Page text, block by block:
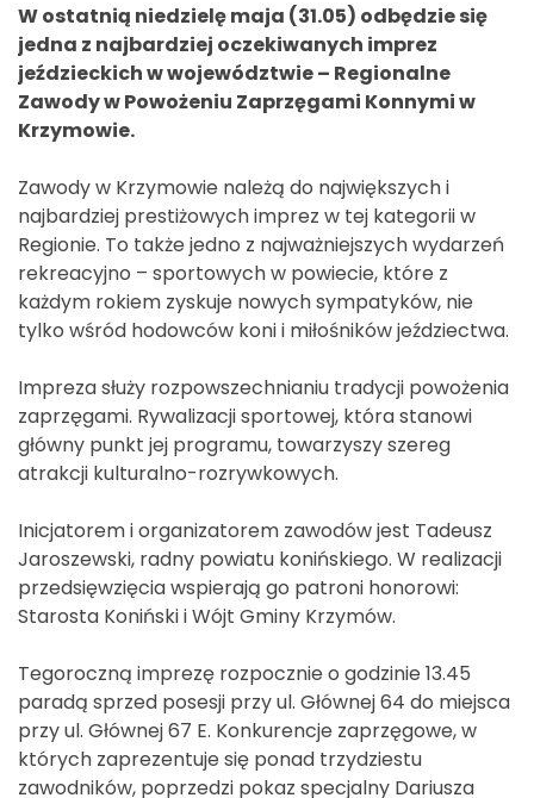
W ostatnią niedzielę maja (31.05) odbędzie się
jedna z najbardziej oczekiwanych imprez
jeździeckich w województwie – Regionalne
Zawody w Powożeniu Zaprzęgami Konnymi w
Krzymowie.
Zawody w Krzymowie należą do największych i
najbardziej prestiżowych imprez w tej kategorii w
Regionie. To także jedno z najważniejszych wydarzeń
rekreacyjno – sportowych w powiecie, które z
każdym rokiem zyskuje nowych sympatyków, nie
tylko wśród hodowców koni i miłośników jeździectwa.
Impreza służy rozpowszechnianiu tradycji powożenia
zaprzęgami. Rywalizacji sportowej, która stanowi
główny punkt jej programu, towarzyszy szereg
atrakcji kulturalno-rozrywkowych.
Inicjatorem i organizatorem zawodów jest Tadeusz
Jaroszewski, radny powiatu konińskiego. W realizacji
przedsięwzięcia wspierają go patroni honorowi:
Starosta Koniński i Wójt Gminy Krzymów.
Tegoroczną imprezę rozpocznie o godzinie 13.45
paradą sprzed posesji przy ul. Głównej 64 do miejsca
przy ul. Głównej 67 E. Konkurencje zaprzęgowe, w
których zaprezentuje się ponad trzydziestu
zawodników, poprzedzi pokaz specjalny Dariusza